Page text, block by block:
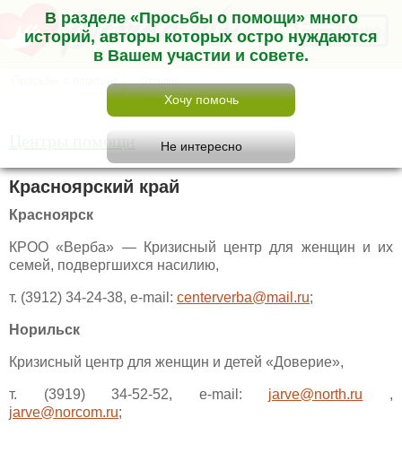
В разделе «Просьбы о помощи» много
историй, авторы которых остро нуждаются
в Вашем участии и совете.
Меню
Центры помощи
Красноярский край
Красноярск
КРОО «Верба» — Кризисный центр для женщин и их
семей, подвергшихся насилию,
т. (3912) 34-24-38, e-mail: centerverba@mail.ru;
Норильск
Кризисный центр для женщин и детей «Доверие»,
т. (3919) 34-52-52, e-mail: jarve@north.ru ,
jarve@norcom.ru;